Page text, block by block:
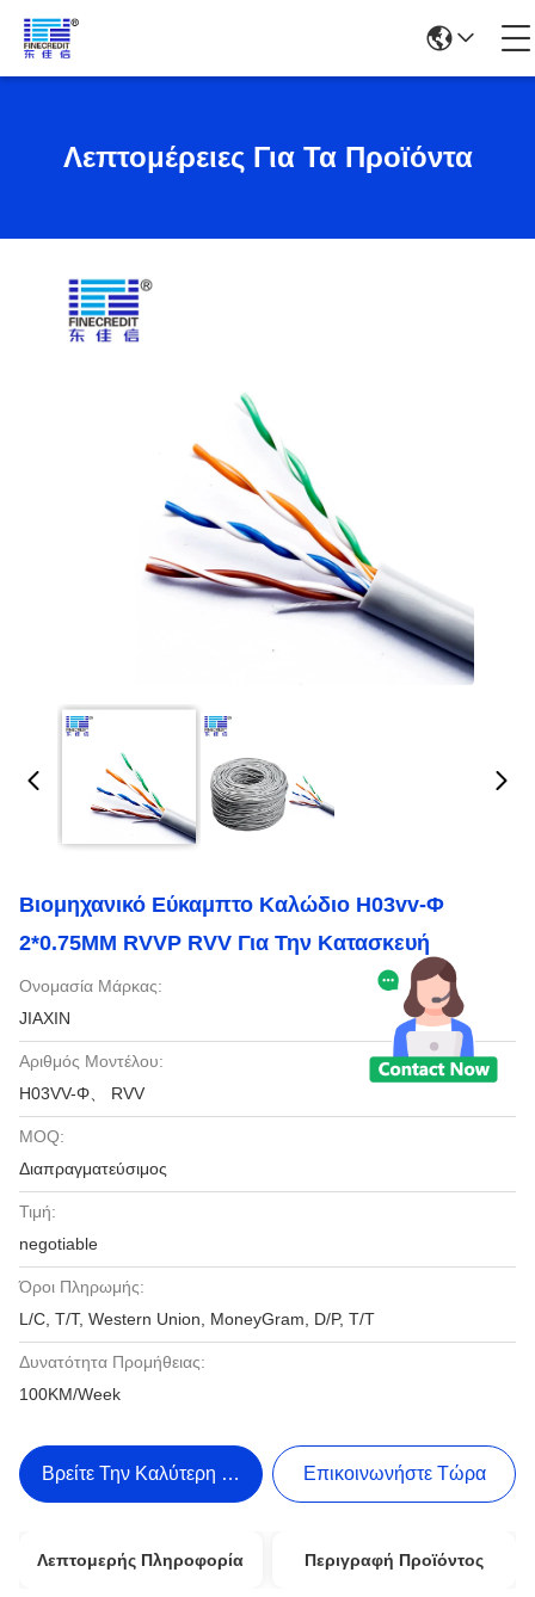
Λεπτομέρειες Για Τα Προϊόντα
Βιομηχανικό Εύκαμπτο Καλώδιο H03vv-Φ
2*0.75MM RVVP RVV Για Την Κατασκευή
Ονομασία Μάρκας:
JIAXIN
Αριθμός Μοντέλου:
H03VV-Φ、 RVV
MOQ:
Διαπραγματεύσιμος
Τιμή:
negotiable
Όροι Πληρωμής:
L/C, T/T, Western Union, MoneyGram, D/P, T/T
Δυνατότητα Προμήθειας:
100KM/Week
Βρείτε Την Καλύτερη Τιμή Επικοινωνήστε Τώρα
Λεπτομερής Πληροφορία Περιγραφή Προϊόντος